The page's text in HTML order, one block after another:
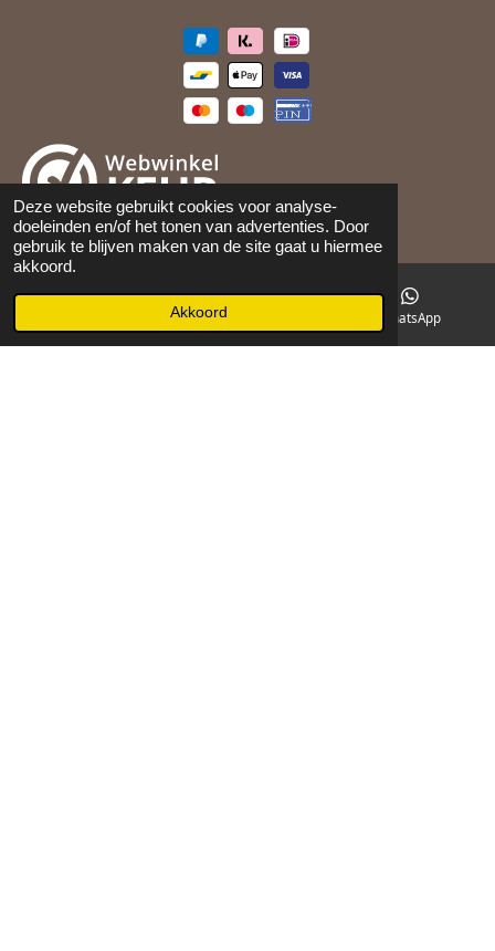
Deze website gebruikt cookies voor analyse-
doeleinden en/of het tonen van advertenties. Door
gebruik te blijven maken van de site gaat u hiermee
akkoord.
Akkoord
©2026 Maison 105
Facebook WhatsApp